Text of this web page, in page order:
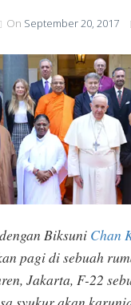
On September 20, 2017
Biksuni Chan
pagi di sebuah
Jakarta, F-22